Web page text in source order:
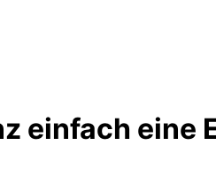
einfach eine